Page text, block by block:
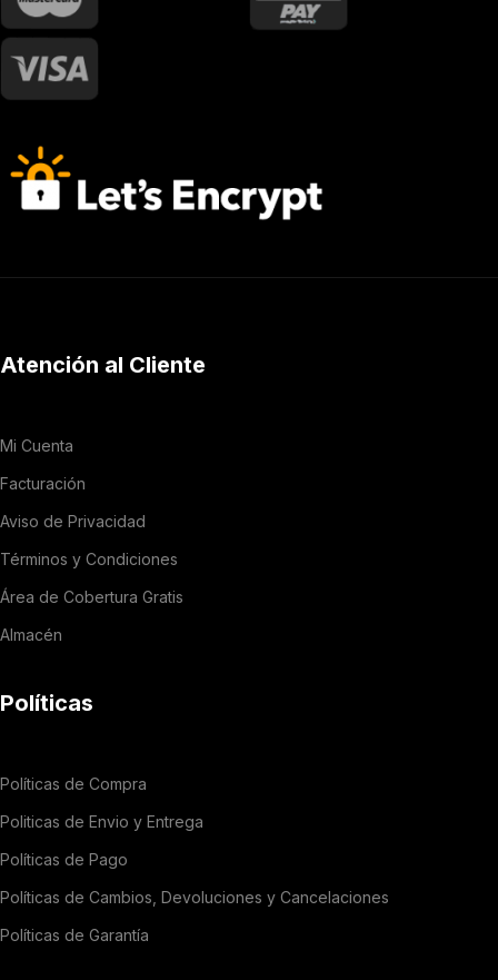
Atención al Cliente
Mi Cuenta
Facturación
Aviso de Privacidad
Términos y Condiciones
Área de Cobertura Gratis
Almacén
Políticas
Políticas de Compra
Politicas de Envio y Entrega
Políticas de Pago
Políticas de Cambios, Devoluciones y Cancelaciones
Políticas de Garantía